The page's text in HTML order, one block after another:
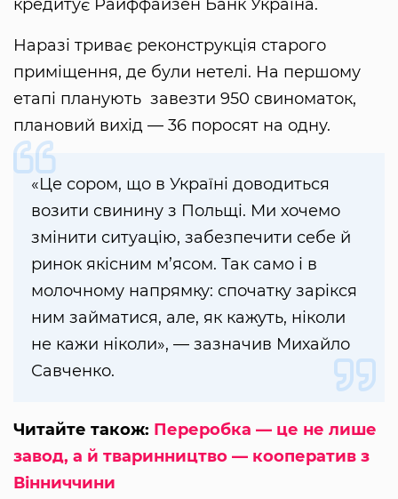
кредитує Райффайзен Банк Україна.
Наразі триває реконструкція старого
приміщення, де були нетелі. На першому
етапі планують завезти 950 свиноматок,
плановий вихід — 36 поросят на одну.
«Це сором, що в Україні доводиться
возити свинину з Польщі. Ми хочемо
змінити ситуацію, забезпечити себе й
ринок якісним м’ясом. Так само і в
молочному напрямку: спочатку зарікся
ним займатися, але, як кажуть, ніколи
не кажи ніколи», — зазначив Михайло
Савченко.
Читайте також: Переробка — це не лише
завод, а й тваринництво — кооператив з
Вінниччини